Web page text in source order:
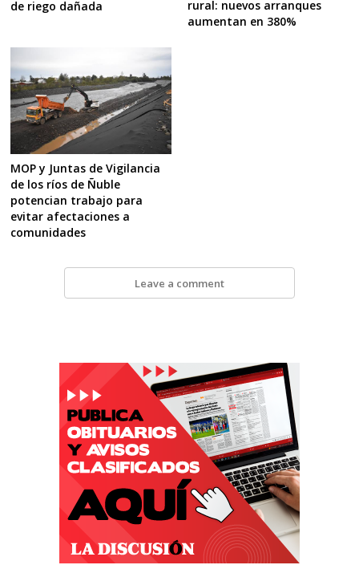
de riego dañada
rural: nuevos arranques
aumentan en 380%
MOP y Juntas de Vigilancia
de los ríos de Ñuble
potencian trabajo para
evitar afectaciones a
comunidades
Leave a comment